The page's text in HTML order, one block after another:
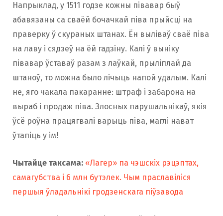
Напрыклад, у 1511 годзе кожны півавар быў
абавязаны са сваёй бочачкай піва прыйсці на
праверку ў скураных штанах. Ён выліваў сваё піва
на лаву і сядзеў на ёй гадзіну. Калі ў выніку
півавар ўставаў разам з лаўкай, прыліплай да
штаноў, то можна было лічыць напой удалым. Калі
не, яго чакала пакаранне: штраф і забарона на
выраб і продаж піва. Злосных парушальнікаў, якія
ўсё роўна працягвалі варыць піва, маглі нават
ўтапіць у ім!
Чытайце таксама: «Лагер» па чэшскіх рэцэптах,
самагубства і 6 млн бутэлек. Чым праславіліся
першыя ўладальнікі гродзенскага піўзавода